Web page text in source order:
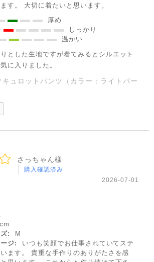
す。 大切に着たいと思います。
厚め
しっかり
温かい
とした生地ですが着てみるとシルエット
に入りました。
キュロットパンツ（カラー：ライトパー
さっちゃん様
購入確認済み
2026-07-01
:
M
ジ:
いつも笑顔でお仕事されていてステ
ます。 貴重な手作りのありがたさを感